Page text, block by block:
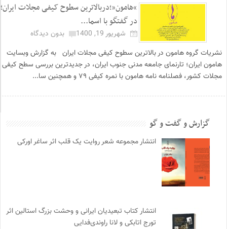
“هامون”؛دربالاترین سطوح کیفی مجلات ایران؛
در گفتگو با اسما...
شهریور 19, 1400
بدون دیدگاه
نشریات گروه هامون در بالاترین سطوح کیفی مجلات ایران به گزارش وبسایت
هامون ایران؛ تارنمای جامعه مدنی جنوب ایران، در جدیدترین بررسی سطح کیفی
مجلات کشور، فصلنامه نامه هامون با نمره کیفی ۷۹ و همچنین سا...
گزارش و گفت و گو
انتشار مجموعه شعر روایت یک قلب اثر ساغر اورکی
انتشار کتاب تبعیدیان ایرانی و وحشت بزرگ استالین اثر
تورج اتابکی و لانا راوندی‌فدایی